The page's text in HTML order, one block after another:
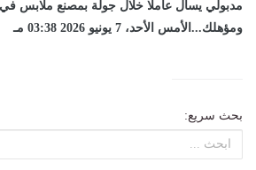
مدبولي يسأل عاملا خلال جولة بمصنع ملابس
ومؤهلك...الأمس الأحد، 7 يونيو 2026 03:38 مـ
بحث سريع: